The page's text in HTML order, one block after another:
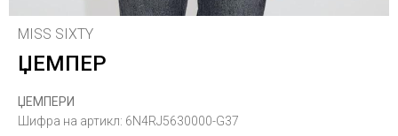
MISS SIXTY
ЏЕМПЕР
ЏЕМПЕРИ
Шифра на артикл: 6N4RJ5630000-G37